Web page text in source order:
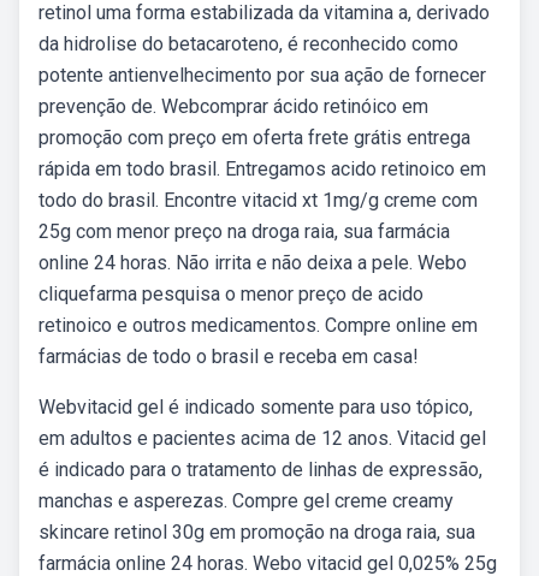
retinol uma forma estabilizada da vitamina a, derivado
da hidrolise do betacaroteno, é reconhecido como
potente antienvelhecimento por sua ação de fornecer
prevenção de. Webcomprar ácido retinóico em
promoção com preço em oferta frete grátis entrega
rápida em todo brasil. Entregamos acido retinoico em
todo do brasil. Encontre vitacid xt 1mg/g creme com
25g com menor preço na droga raia, sua farmácia
online 24 horas. Não irrita e não deixa a pele. Webo
cliquefarma pesquisa o menor preço de acido
retinoico e outros medicamentos. Compre online em
farmácias de todo o brasil e receba em casa!
Webvitacid gel é indicado somente para uso tópico,
em adultos e pacientes acima de 12 anos. Vitacid gel
é indicado para o tratamento de linhas de expressão,
manchas e asperezas. Compre gel creme creamy
skincare retinol 30g em promoção na droga raia, sua
farmácia online 24 horas. Webo vitacid gel 0,025% 25g